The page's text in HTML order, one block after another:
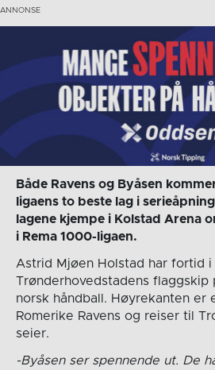
Både Ravens og Byåsen
ligaens to beste lag i
lagene kjempe i Kolstad Arena
i Rema 1000-ligaen.
Astrid Mjøen Holstad har fortid i
Trønderhovedstadens flaggskip
norsk håndball. Høyrekanten er
Romerike Ravens og reiser til
seier.
-Byåsen ser spennende ut. De